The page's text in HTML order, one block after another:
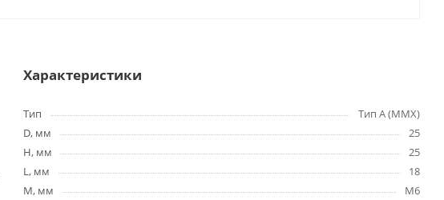
Характеристики
Тип
Тип A (MMX)
D, мм
25
H, мм
25
L, мм
18
M, мм
M6